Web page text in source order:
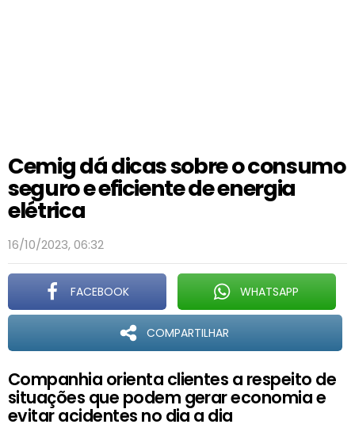
Cemig dá dicas sobre o consumo
seguro e eficiente de energia
elétrica
16/10/2023, 06:32
FACEBOOK WHATSAPP
COMPARTILHAR
Companhia orienta clientes a respeito de
situações que podem gerar economia e
evitar acidentes no dia a dia